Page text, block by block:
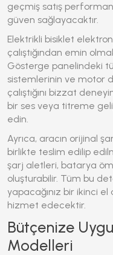
geçmiş satış
güven sağlayacaktır.
Elektrikli bisiklet
çalıştığından emin
Gösterge panelindeki
sistemlerinin ve motor
çalıştığını bizzat
bir ses veya titreme
edin.
Ayrıca, aracın orijinal
birlikte teslim edilip
şarj aletleri, batarya
oluşturabilir. Tüm bu
yapacağınız bir ikinci el
hizmet edecektir.
Bütçenize
Modelleri